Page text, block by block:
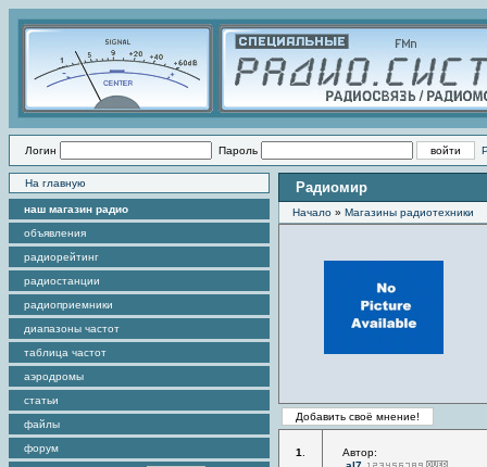
Логин Пароль
На главную
наш магазин радио
объявления
радиорейтинг
радиостанции
радиоприемники
диапазоны частот
таблица частот
аэродромы
статьи
файлы
форум
Радиомир
Начало » Магазины радиотехники
1
Автор: